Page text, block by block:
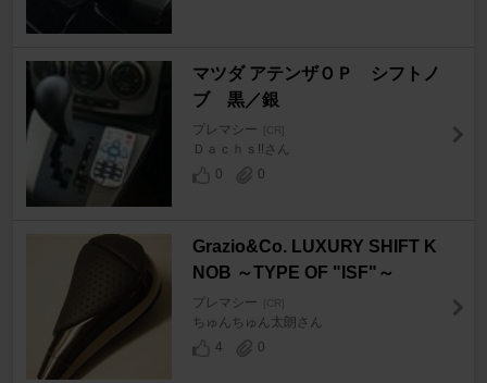
マツダ アテンザＯＰ シフトノ
ブ 黒／銀
プレマシー [CR]
Ｄａｃｈｓ!!さん
0
0
Grazio&Co. LUXURY SHIFT K
NOB ～TYPE OF "ISF"～
プレマシー [CR]
ちゅんちゅん太朗さん
4
0